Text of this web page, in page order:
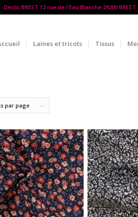
Déclic BREST 12 rue de l'Eau Blanche 29200
Laines et tricots Tissus
par page